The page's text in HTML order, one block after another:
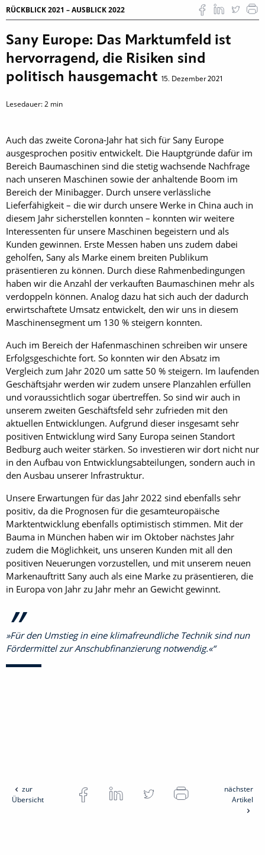
RÜCKBLICK 2021 – AUSBLICK 2022
Sany Europe: Das Marktumfeld ist
hervorragend, die Risiken sind
politisch hausgemacht 15. Dezember 2021
Lesedauer:2 min
Auch das zweite Corona-Jahr hat sich für Sany Europe
ausgesprochen positiv entwickelt. Die Hauptgründe dafür im
Bereich Baumaschinen sind die stetig wachsende Nachfrage
nach unseren Maschinen sowie der anhaltende Boom im
Bereich der Minibagger. Durch unsere verlässliche
Lieferfähigkeit – die wir durch unsere Werke in China auch in
diesem Jahr sicherstellen konnten – konnten wir weitere
Interessenten für unsere Maschinen begeistern und als
Kunden gewinnen. Erste Messen haben uns zudem dabei
geholfen, Sany als Marke einem breiten Publikum
präsentieren zu können. Durch diese Rahmenbedingungen
haben wir die Anzahl der verkauften Baumaschinen mehr als
verdoppeln können. Analog dazu hat sich auch der dadurch
erwirtschaftete Umsatz entwickelt, den wir uns in diesem
Maschinensegment um 130 % steigern konnten.
Auch im Bereich der Hafenmaschinen schreiben wir unsere
Erfolgsgeschichte fort. So konnten wir den Absatz im
Vergleich zum Jahr 2020 um satte 50 % steigern. Im laufenden
Geschäftsjahr werden wir zudem unsere Planzahlen erfüllen
und voraussichtlich sogar übertreffen. So sind wir auch in
unserem zweiten Geschäftsfeld sehr zufrieden mit den
aktuellen Entwicklungen. Aufgrund dieser insgesamt sehr
positiven Entwicklung wird Sany Europa seinen Standort
Bedburg auch weiter stärken. So investieren wir dort nicht nur
in den Aufbau von Entwicklungsabteilungen, sondern auch in
den Ausbau unserer Infrastruktur.
Unsere Erwartungen für das Jahr 2022 sind ebenfalls sehr
positiv, da die Prognosen für die gesamteuropäische
Marktentwicklung ebenfalls optimistisch stimmen. Mit der
Bauma in München haben wir im Oktober nächstes Jahr
zudem die Möglichkeit, uns unseren Kunden mit all den
positiven Neuerungen vorzustellen, und mit unserem neuen
Markenauftritt Sany auch als eine Marke zu präsentieren, die
in Europa von Jahr zu Jahr mehr an Gewicht gewinnt.
»Für den Umstieg in eine klimafreundliche Technik sind nun
Fördermittel zur Anschubfinanzierung notwendig.«
zur
Übersicht
nächster
Artikel